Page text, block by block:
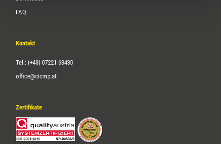
FAQ
Kontakt
Tel.: (+43) 07221 63430
office@cicmp.at
Zertifikate